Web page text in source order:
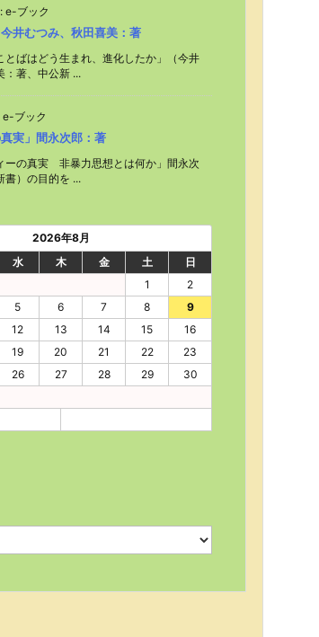
: e-ブック
今井むつみ、秋田喜美：著
とばはどう生まれ、進化したか」（今井
：著、中公新 ...
e-ブック
真実」間永次郎：著
ーの真実 非暴力思想とは何か」間永次
書）の目的を ...
2026年8月
水 木 金 土
日
1
2
5 6 7 8
9
12 13 14 15
16
19 20 21 22
23
26 27 28 29
30